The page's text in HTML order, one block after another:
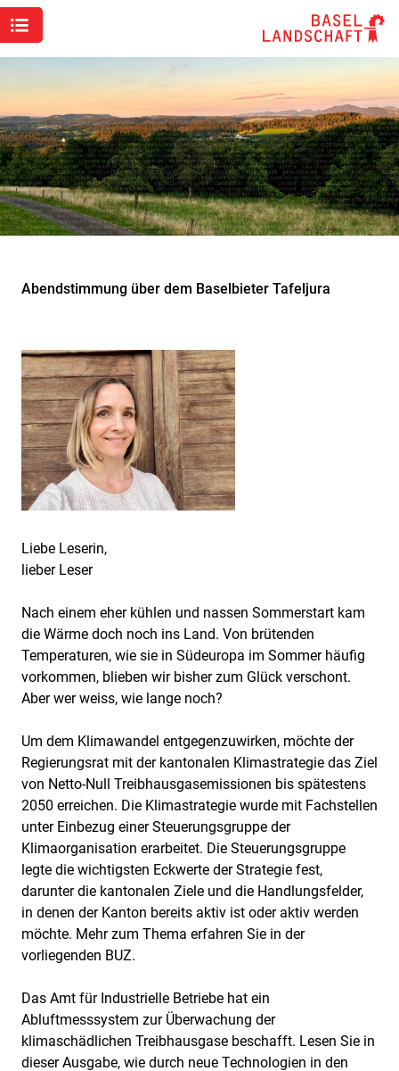
Abendstimmung über dem Baselbieter Tafeljura
Liebe Leserin,
lieber Leser
Nach einem eher kühlen und nassen Sommerstart kam
die Wärme doch noch ins Land. Von brütenden
Temperaturen, wie sie in Südeuropa im Sommer häufig
vorkommen, blieben wir bisher zum Glück verschont.
Aber wer weiss, wie lange noch?
Um dem Klimawandel entgegenzuwirken, möchte der
Regierungsrat mit der kantonalen Klimastrategie das Ziel
von Netto-Null Treibhausgasemissionen bis spätestens
2050 erreichen. Die Klimastrategie wurde mit Fachstellen
unter Einbezug einer Steuerungsgruppe der
Klimaorganisation erarbeitet. Die Steuerungsgruppe
legte die wichtigsten Eckwerte der Strategie fest,
darunter die kantonalen Ziele und die Handlungsfelder,
in denen der Kanton bereits aktiv ist oder aktiv werden
möchte. Mehr zum Thema erfahren Sie in der
vorliegenden BUZ.
Das Amt für Industrielle Betriebe hat ein
Abluftmesssystem zur Überwachung der
klimaschädlichen Treibhausgase beschafft. Lesen Sie in
dieser Ausgabe, wie durch neue Technologien in den